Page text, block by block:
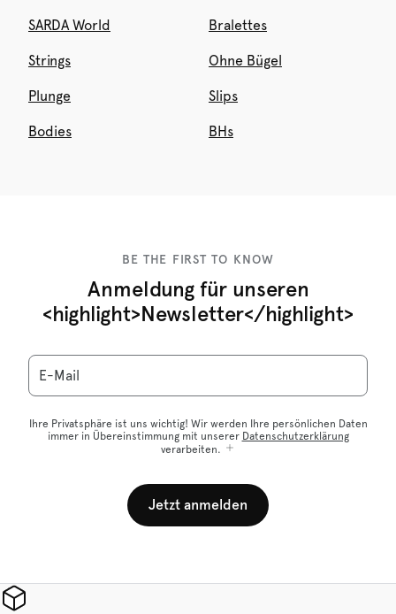
SARDA World Bralettes
Strings Ohne Bügel
Plunge Slips
Bodies BHs
BE THE FIRST TO KNOW
Anmeldung für unseren
<highlight>Newsletter</highlight>
E-Mail
Ihre Privatsphäre ist uns wichtig! Wir werden Ihre persönlichen Daten
immer in Übereinstimmung mit unserer Datenschutzerklärung
verarbeiten.
Jetzt anmelden